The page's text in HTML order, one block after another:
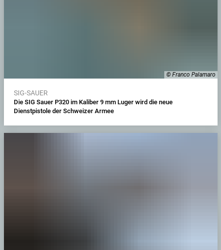
© Franco Palamaro
SIG-SAUER
Die SIG Sauer P320 im Kaliber 9 mm Luger wird die neue
Dienstpistole der Schweizer Armee